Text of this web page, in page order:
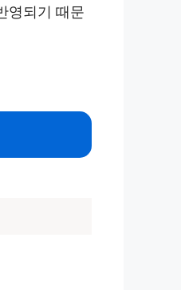
영되기 때문